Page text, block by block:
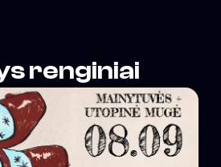
renginiai